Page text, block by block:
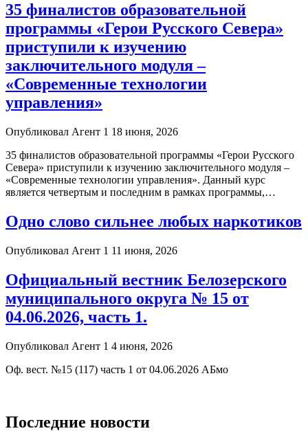
35 финалистов образовательной
программы «Герои Русского Севера»
приступили к изучению
заключительного модуля –
«Современные технологии
управления»
Опубликовал Агент 1 18 июня, 2026
35 финалистов образовательной программы «Герои Русского
Севера» приступили к изучению заключительного модуля –
«Современные технологии управления». Данный курс
является четвертым и последним в рамках программы,…
Одно слово сильнее любых наркотиков
Опубликовал Агент 1 11 июня, 2026
Официальный вестник Белозерского
муниципального округа № 15 от
04.06.2026, часть 1.
Опубликовал Агент 1 4 июня, 2026
Оф. вест. №15 (117) часть 1 от 04.06.2026 АБмо
Последние новости